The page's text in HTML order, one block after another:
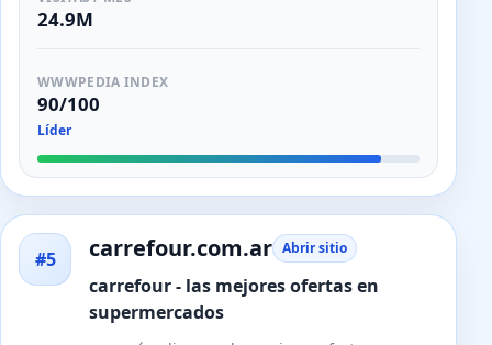
24.9M
WWWPEDIA INDEX
90/100
Líder
#5 carrefour.com.ar Abrir sitio
carrefour - las mejores ofertas en
supermercados